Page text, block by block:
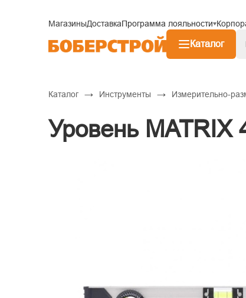
МагазиныДоставкаПрограмма лояльности
Каталог
Каталог → Инструменты → Измерительно-
Уровень MATRIX